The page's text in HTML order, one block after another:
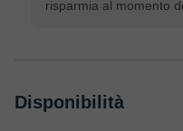
risparmia al momento
Disponibilità